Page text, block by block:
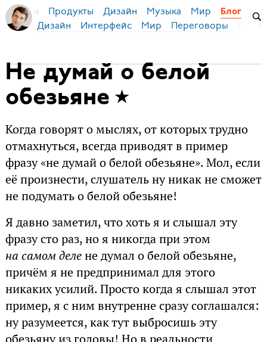
Бирман Продукты Дизайн Музыка Мир Блог
Дизайн Интерфейс Мир Переговоры
Не думай о белой
обезьяне
Когда говорят о мыслях, от которых трудно
отмахнуться, всегда приводят в пример
фразу «не думай о белой обезьяне». Мол, если
её произнести, слушатель ну никак не сможет
не подумать о белой обезьяне!
Я давно заметил, что хоть я и слышал эту
фразу сто раз, но я никогда при этом
на самом делене думал о белой обезьяне,
причём я не предпринимал для этого
никаких усилий. Просто когда я слышал этот
пример, я с ним внутренне сразу соглашался:
ну разумеется, как тут выбросишь эту